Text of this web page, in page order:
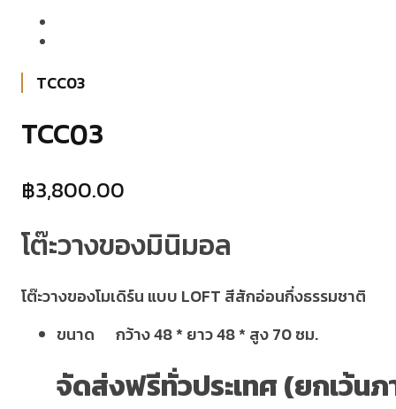
TCC03
TCC03
฿3,800.00
โต๊ะวางของมินิมอล
โต๊ะวางของโมเดิร์น แบบ LOFT สีสักอ่อนกึ่งธรรมชาติ
ขนาด กว้าง 48 * ยาว 48 * สูง 70 ซม.
จัดส่งฟรีทั่วประเทศ (ยกเว้นภ